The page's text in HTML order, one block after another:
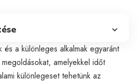
a különleges alkalmak egyaránt
amelyekkel időt
különlegeset tehetünk az